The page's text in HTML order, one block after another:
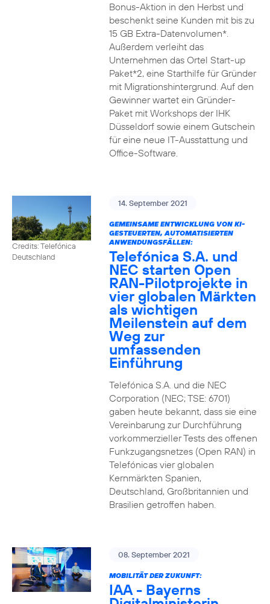
Bonus-Aktion in den Herbst und
beschenkt seine Kunden mit bis zu
15 GB Extra-Datenvolumen*.
Außerdem verleiht das
Unternehmen das Ortel Start-up
Paket*2, eine Starthilfe für Gründer
mit Migrationshintergrund. Auf den
Gewinner wartet ein Gründer-
Paket mit Workshops der IHK
Düsseldorf sowie einem Gutschein
für eine neue IT-Ausstattung und
Office-Software.
Credits: Telefónica
Deutschland
14. September 2021
GEMEINSAME ENTWICKLUNG VON KI-
GESTEUERTEN, AUTOMATISIERTEN
ANWENDUNGSFÄLLEN:
Telefónica S.A. und
NEC starten Open
RAN-Pilotprojekte in
vier globalen Märkten
als wichtigen
Meilenstein auf dem
Weg zur
umfassenden
Einführung
Telefónica S.A. und die NEC
Corporation (NEC; TSE: 6701)
gaben heute bekannt, dass sie eine
Vereinbarung zur Durchführung
vorkommerzieller Tests des offenen
Funkzugangsnetzes (Open RAN) in
Telefónicas vier globalen
Kernmärkten Spanien,
Deutschland, Großbritannien und
Brasilien getroffen haben.
08. September 2021
MOBILITÄT DER ZUKUNFT:
IAA - Bayerns